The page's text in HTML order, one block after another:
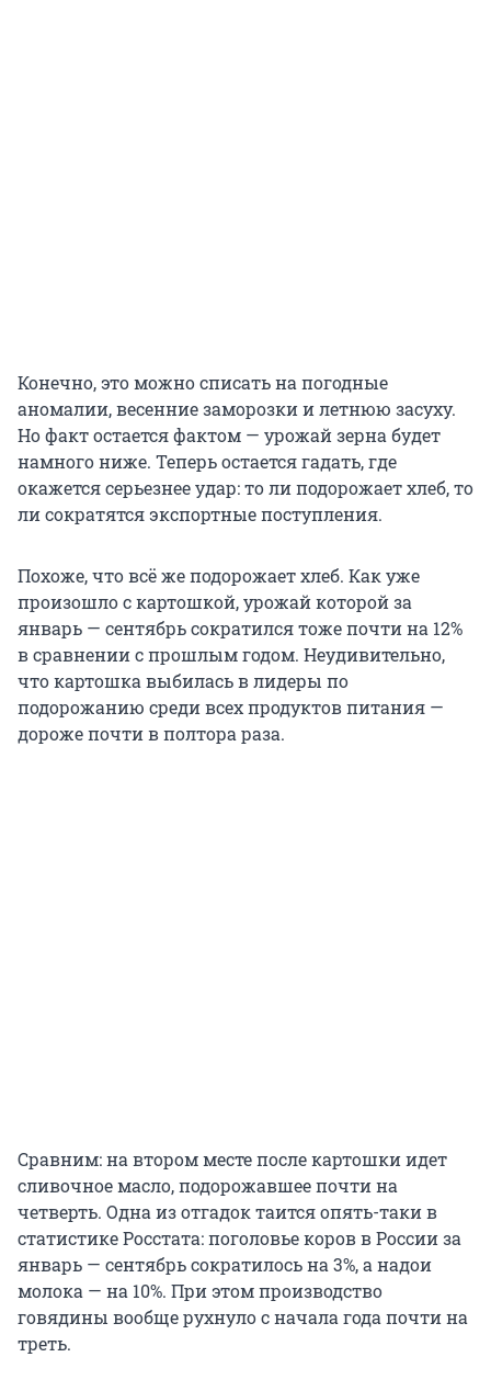
Конечно, это можно списать на погодные
аномалии, весенние заморозки и летнюю засуху.
Но факт остается фактом — урожай зерна будет
намного ниже. Теперь остается гадать, где
окажется серьезнее удар: то ли подорожает хлеб, то
ли сократятся экспортные поступления.
Похоже, что всё же подорожает хлеб. Как уже
произошло с картошкой, урожай которой за
январь — сентябрь сократился тоже почти на 12%
в сравнении с прошлым годом. Неудивительно,
что картошка выбилась в лидеры по
подорожанию среди всех продуктов питания —
дороже почти в полтора раза.
Сравним: на втором месте после картошки идет
сливочное масло, подорожавшее почти на
четверть. Одна из отгадок таится опять-таки в
статистике Росстата: поголовье коров в России за
январь — сентябрь сократилось на 3%, а надои
молока — на 10%. При этом производство
говядины вообще рухнуло с начала года почти на
треть.